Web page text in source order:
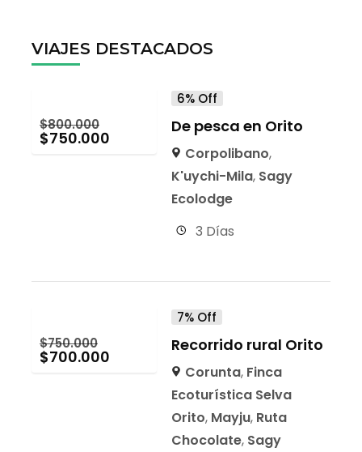
VIAJES DESTACADOS
$800.000
$750.000
6% Off
De pesca en Orito
Corpolibano,
K'uychi-Mila, Sagy
Ecolodge
3 Días
$750.000
$700.000
7% Off
Recorrido rural Orito
Corunta, Finca
Ecoturística Selva
Orito, Mayju, Ruta
Chocolate, Sagy